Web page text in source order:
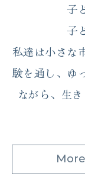
子
子
私達は小さな
験を通し、 ゆ
ながら、 生
More